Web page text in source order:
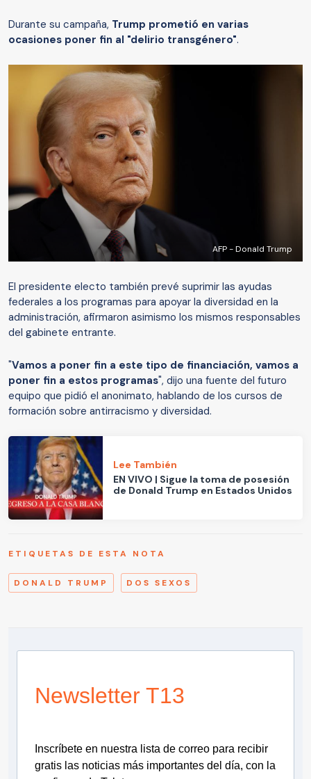
Durante su campaña, Trump prometió en varias
ocasiones poner fin al "delirio transgénero".
AFP - Donald Trump
El presidente electo también prevé suprimir las ayudas
federales a los programas para apoyar la diversidad en la
administración, afirmaron asimismo los mismos responsables
del gabinete entrante.
"Vamos a poner fin a este tipo de financiación, vamos a
poner fin a estos programas", dijo una fuente del futuro
equipo que pidió el anonimato, hablando de los cursos de
formación sobre antirracismo y diversidad.
Lee También
EN VIVO | Sigue la toma de posesión
de Donald Trump en Estados Unidos
ETIQUETAS DE ESTA NOTA
DONALD TRUMP DOS SEXOS
Newsletter T13
Inscríbete en nuestra lista de correo para recibir
gratis las noticias más importantes del día, con la